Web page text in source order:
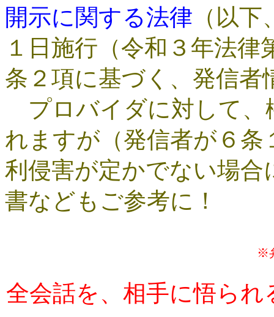
開示に関する法律 （以
１日施行（令和３年法
条２項に基づく、発信者
プロバイダに対して、
れますが（発信者が６
利侵害が定かでない場
書などもご参考に！
※
全会話を、相手に悟ら